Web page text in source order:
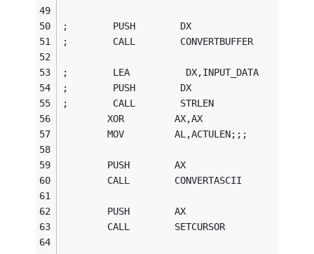
;        PUSH        DX
;        CALL        CONVERTBUFFER
;        LEA          DX,INPUT_DATA
;        PUSH        DX
;        CALL        STRLEN
        XOR         AX,AX
        MOV         AL,ACTULEN;;;
        PUSH        AX
        CALL        CONVERTASCII
        PUSH        AX
        CALL        SETCURSOR